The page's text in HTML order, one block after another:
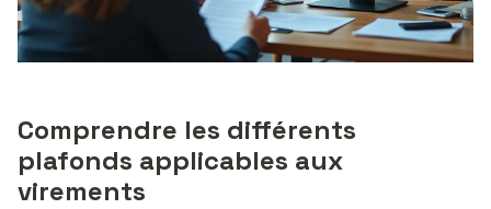
Comprendre les différents
plafonds applicables aux
virements